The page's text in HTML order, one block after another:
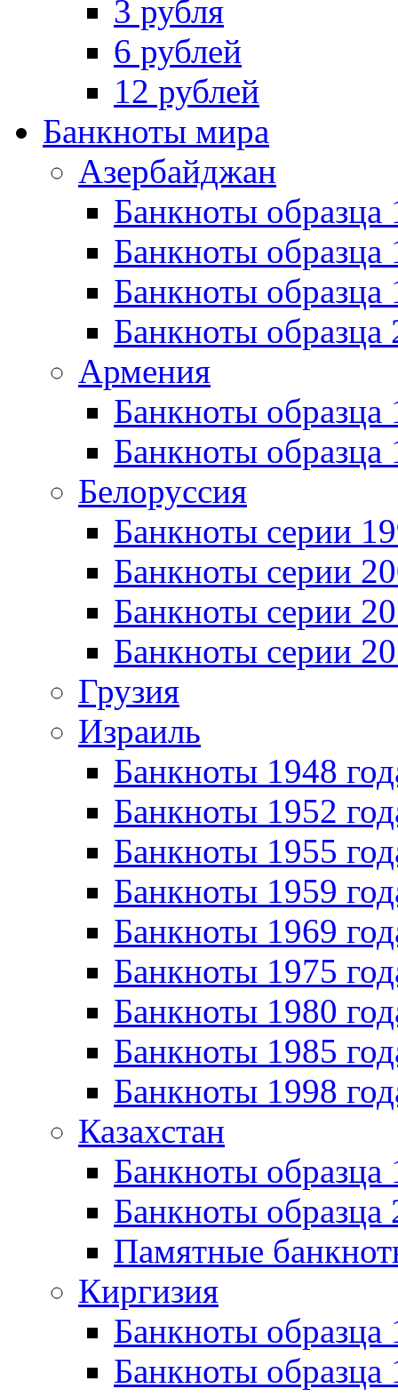
3 рубля
6 рублей
12 рублей
Банкноты мира
Азербайджан
Банкноты образца
Банкноты образца
Банкноты
Банкноты образца
Армения
Банкноты образца
Банкноты образца
Белоруссия
Банкноты серии
Банкноты серии
Банкноты серии
Банкноты серии
Грузия
Израиль
Банкноты 1948
Банкноты 1952
Банкноты 1955
Банкноты 1959
Банкноты 1969
Банкноты 1975
Банкноты 1980
Банкноты 1985
Банкноты 1998
Казахстан
Банкноты
Банкноты образца
Памятные
Киргизия
Банкноты образца
Банкноты образца